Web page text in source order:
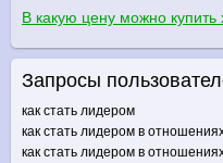
В какую цену можно
Запросы
как стать лидером
как стать лидером в
как стать лидером в